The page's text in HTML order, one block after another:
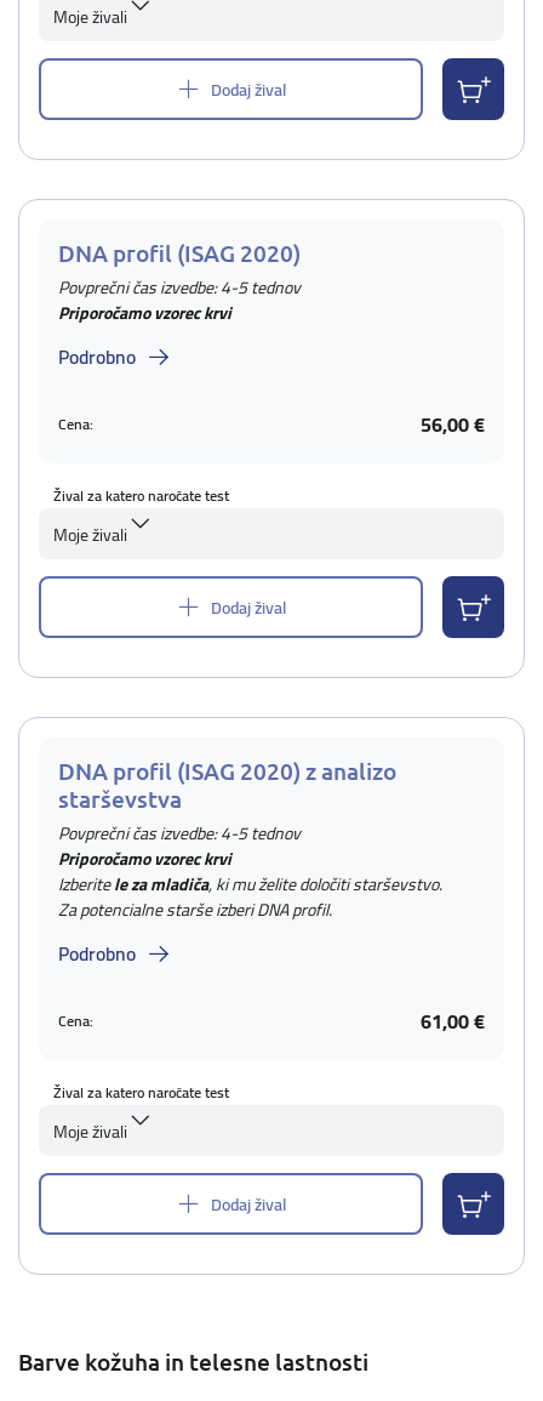
Moje živali
Dodaj žival
DNA profil (ISAG 2020)
Povprečni čas izvedbe: 4-5 tednov
Priporočamo vzorec krvi
Podrobno
Cena: 56,00 €
Žival za katero naročate test
Moje živali
Dodaj žival
DNA profil (ISAG 2020) z analizo
starševstva
Povprečni čas izvedbe: 4-5 tednov
Priporočamo vzorec krvi
Izberitele za mladiča, ki mu želite določiti starševstvo.
Za potencialne starše izberi DNA profil.
Podrobno
Cena: 61,00 €
Žival za katero naročate test
Moje živali
Dodaj žival
Barve kožuha in telesne lastnosti